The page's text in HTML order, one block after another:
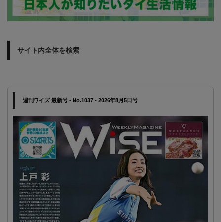
サイト内全体を検索
週刊ワイズ 最新号 - No.1037 - 2026年8月5日号